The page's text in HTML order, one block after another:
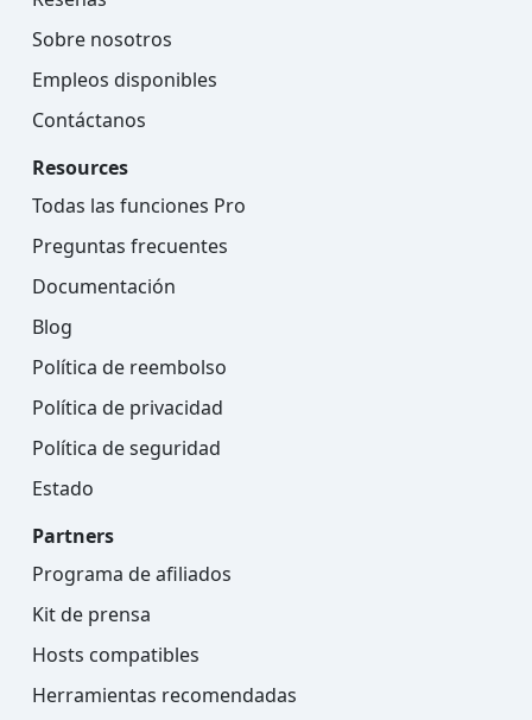
Sobre nosotros
Empleos disponibles
Contáctanos
Resources
Todas las funciones Pro
Preguntas frecuentes
Documentación
Blog
Política de reembolso
Política de privacidad
Política de seguridad
Estado
Partners
Programa de afiliados
Kit de prensa
Hosts compatibles
Herramientas recomendadas